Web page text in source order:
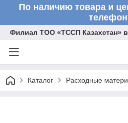
По наличию товара и
Филиал ТОО «ТССП Казахстан»
Каталог Расходные